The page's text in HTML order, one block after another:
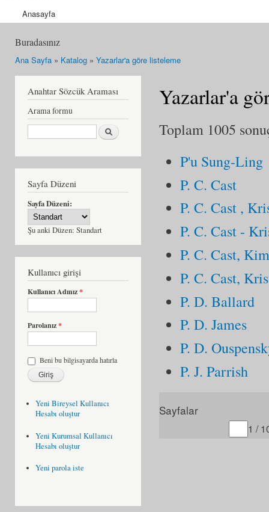
Anasayfa
Buradasınız
Ana Sayfa » Katalog » Yazarlar'a göre listeleme
Anahtar Sözcük Araması
Arama formu
Ara
Sayfa Düzeni
Sayfa Düzeni:
Şu anki Düzen: Standart
Kullanıcı girişi
Kullanıcı Adınız*
Parolanız*
Beni bu bilgisayarda hatırla
Yeni Bireysel Kullanıcı
Hesabı oluştur
Yeni Kurumsal Kullanıcı
Hesabı oluştur
Yeni parola iste
Yazarlar'a
Toplam 1005
P'u Sung-Ling
P. C. Cast
P. C. Cast ,
P. C. Cast -
P. C. Cast,
P. C. Cast,
P. D. Ballard
P. D. James
P. D.
P. J. Parrish
Sayfalar
Gitmek istediğiniz 1 /